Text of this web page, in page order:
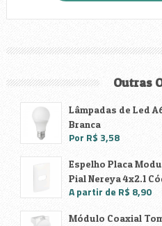
Outras
Lâmpadas de Led
Branca
Por R$ 3,58
Espelho Placa
Pial Nereya 4x2.1
A partir de R$ 8,90
Módulo Coaxial